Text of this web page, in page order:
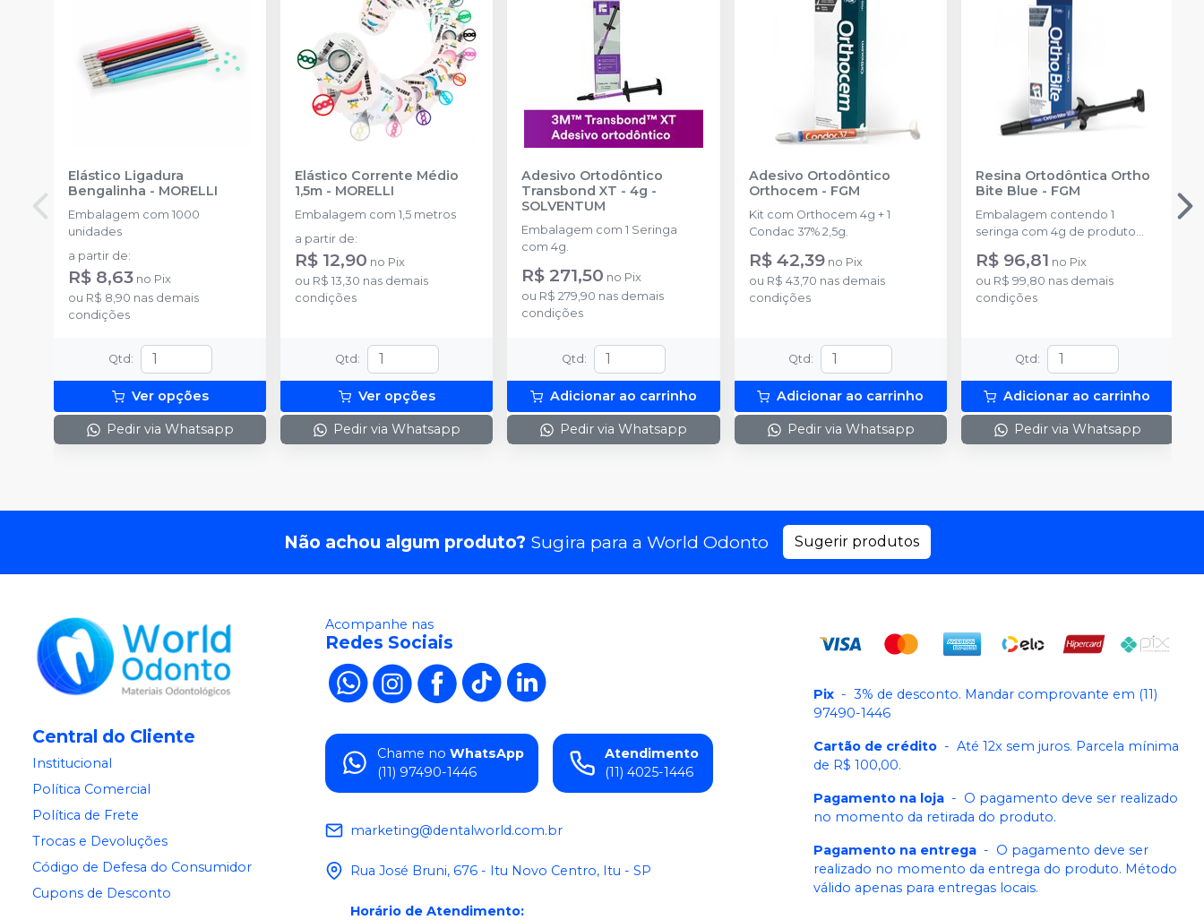
Elástico Ligadura
Bengalinha - MORELLI
Embalagem com 1000
unidades
a partir de:
R$ 8,63 no Pix
ou R$ 8,90 nas demais
condições
Qtd :
Ver opções
Pedir via Whatsapp
Elástico Corrente Médio
1,5m - MORELLI
Embalagem com 1,5 metros
a partir de:
R$ 12,90 no Pix
ou R$ 13,30 nas demais
condições
Qtd :
Ver opções
Pedir via Whatsapp
Adesivo Ortodôntico
Transbond XT - 4g -
SOLVENTUM
Embalagem com 1 Seringa
com 4g.
R$ 271,50 no Pix
ou R$ 279,90 nas demais
condições
Qtd :
Adicionar ao carrinho
Pedir via Whatsapp
Adesivo Ortodôntico
Orthocem- FGM
Kit com Orthocem 4g + 1
Condac 37% 2,5g.
R$ 42,39 no Pix
ou R$ 43,70 nas demais
condições
Qtd :
Adicionar ao carrinho
Pedir via Whatsapp
Resina Ortodôntica Ortho
Bite Blue - FGM
Embalagem contendo 1
seringa com 4g de produto
R$ 96,81 no Pix
ou R$ 99,80 nas demais
condições
Qtd :
Adicionar ao carrinho
Pedir via Whatsapp
Não achou algum produto? Sugira para a World Odonto Sugerir produtos
Central do Cliente
Institucional
Política Comercial
Política de Frete
Trocas e Devoluções
Código de Defesa do Consumidor
Cupons de Desconto
Acompanhe nas
Redes Sociais
Chame no WhatsApp
(11) 97490-1446
Atendimento
(11) 4025-1446
marketing@dentalworld.com.br
Rua José Bruni, 676 - Itu Novo Centro, Itu - SP
Horário de Atendimento:
Pix - 3% de desconto. Mandar comprovante em (11)
97490-1446
Cartão de crédito - Até 12x sem juros. Parcela mínima
de R$ 100,00.
Pagamento na loja - O pagamento deve ser realizado
no momento da retirada do produto.
Pagamento na entrega - O pagamento deve ser
realizado no momento da entrega do produto. Método
válido apenas para entregas locais.